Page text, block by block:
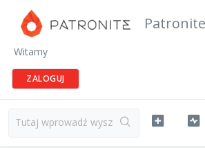
Witamy
ZALOGUJ